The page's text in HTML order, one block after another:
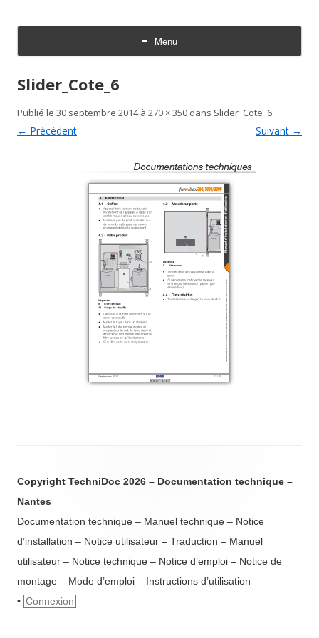
Menu
Aller au contenu
Slider_Cote_6
Publié le 30 septembre 2014à 270 × 350 dans Slider_Cote_6.
← Précédent Suivant →
Copyright TechniDoc 2026 – Documentation technique –
Nantes
Documentation technique – Manuel technique – Notice
d’installation – Notice utilisateur – Traduction – Manuel
utilisateur – Notice technique – Notice d’emploi – Notice de
montage – Mode d’emploi – Instructions d’utilisation –
• Connexion